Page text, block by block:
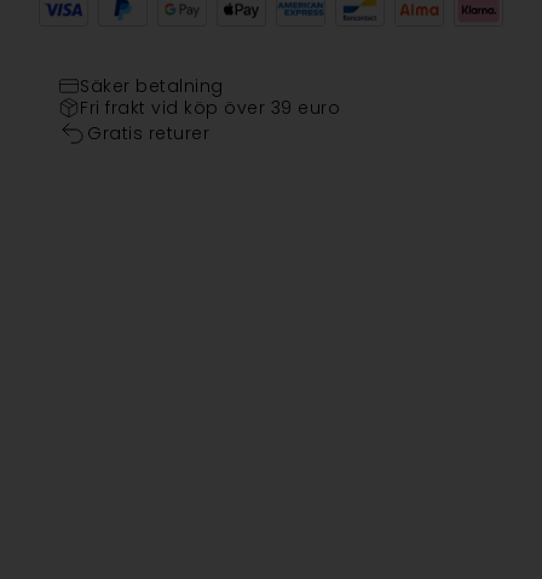
Säker betalning
Fri frakt vid köp över 39 euro
Gratis returer